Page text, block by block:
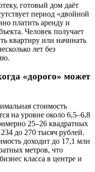
готовый дом даёт
период «двойной
платить аренду и
Человек получает
квартиру или начинать
лет без
«дорого» может
стоимость
на уровне около 6,5–6,8
25–26 квадратных
до 270 тысяч рублей.
доходит до 17,1 млн
метров, что
класса в центре и